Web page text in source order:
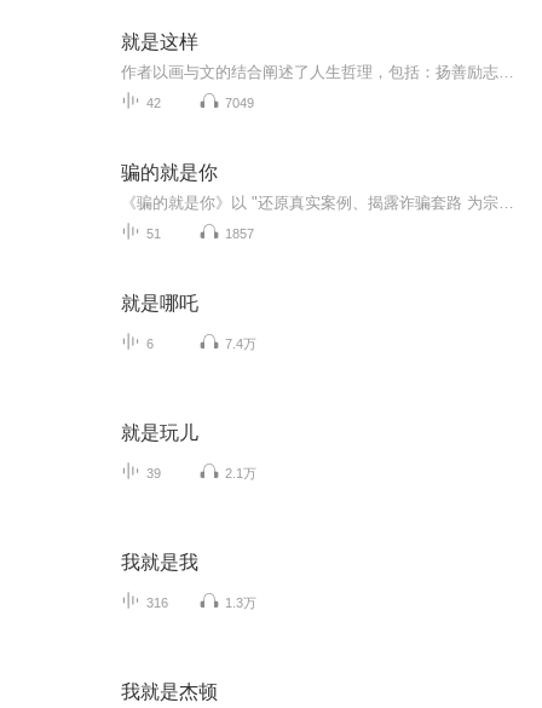
就是这样
42 7049
骗的就是你
51 1857
就是哪吒
6 7.4万
就是玩儿
39 2.1万
我就是我
316 1.3万
我就是杰顿